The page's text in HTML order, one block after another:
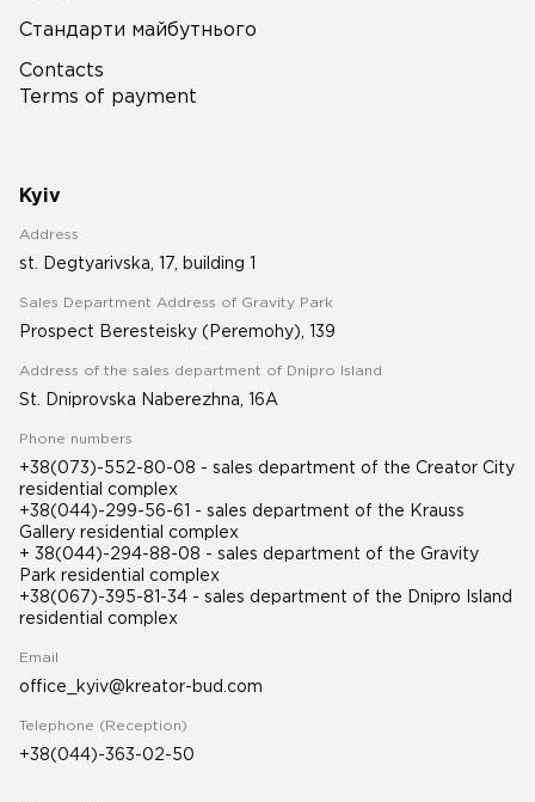
Стандарти майбутнього
Contacts
Terms of payment
Kyiv
Address
st. Degtyarivska, 17, building 1
Sales Department Address of Gravity Park
Prospect Beresteisky (Peremohy), 139
Address of the sales department of Dnipro Island
St. Dniprovska Naberezhna, 16A
Phone numbers
+38(073)-552-80-08 - sales department of the Creator City
residential complex
+38(044)-299-56-61 - sales department of the Krauss
Gallery residential complex
+ 38(044)-294-88-08 - sales department of the Gravity
Park residential complex
+38(067)-395-81-34 - sales department of the Dnipro Island
residential complex
Email
office_kyiv@kreator-bud.com
Telephone (Reception)
+38(044)-363-02-50